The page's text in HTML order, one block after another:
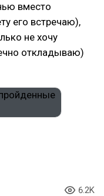
вместо
его встречаю),
не хочу
откладываю)
6.2K